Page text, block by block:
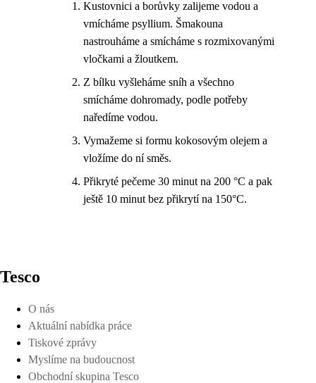
Kustovnici a borůvky zalijeme vodou a
vmícháme psyllium. Šmakouna
nastrouháme a smícháme s rozmixovanými
vločkami a žloutkem.
Z bílku vyšleháme sníh a všechno
smícháme dohromady, podle potřeby
naředíme vodou.
Vymažeme si formu kokosovým olejem a
vložíme do ní směs.
Přikryté pečeme 30 minut na 200 °C a pak
ještě 10 minut bez přikrytí na 150°C.
Tesco
O nás
Aktuální nabídka práce
Tiskové zprávy
Myslíme na budoucnost
Obchodní skupina Tesco